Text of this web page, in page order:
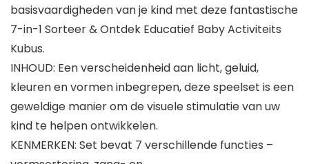
basisvaardigheden van je kind met deze fantastische
7-in-1 Sorteer & Ontdek Educatief Baby Activiteits
Kubus.
INHOUD: Een verscheidenheid aan licht, geluid,
kleuren en vormen inbegrepen, deze speelset is een
geweldige manier om de visuele stimulatie van uw
kind te helpen ontwikkelen.
KENMERKEN: Set bevat 7 verschillende functies –